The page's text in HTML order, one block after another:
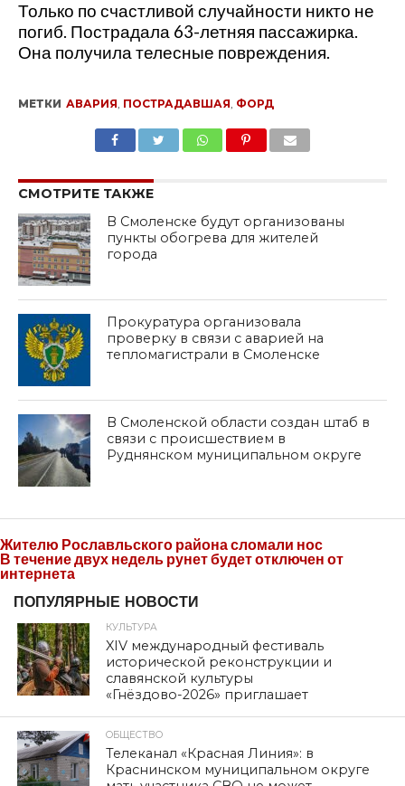
Только по счастливой случайности никто не
погиб. Пострадала 63-летняя пассажирка.
Она получила телесные повреждения.
МЕТКИ АВАРИЯ, ПОСТРАДАВШАЯ, ФОРД
СМОТРИТЕ ТАКЖЕ
В Смоленске будут организованы
пункты обогрева для жителей
города
Прокуратура организовала
проверку в связи с аварией на
тепломагистрали в Смоленске
В Смоленской области создан штаб в
связи с происшествием в
Руднянском муниципальном округе
Жителю Рославльского района сломали нос
В течение двух недель рунет будет отключен от
интернета
ПОПУЛЯРНЫЕ НОВОСТИ
КУЛЬТУРА
XIV международный фестиваль
исторической реконструкции и
славянской культуры
«Гнёздово-2026» приглашает
ОБЩЕСТВО
Телеканал «Красная Линия»: в
Краснинском муниципальном округе